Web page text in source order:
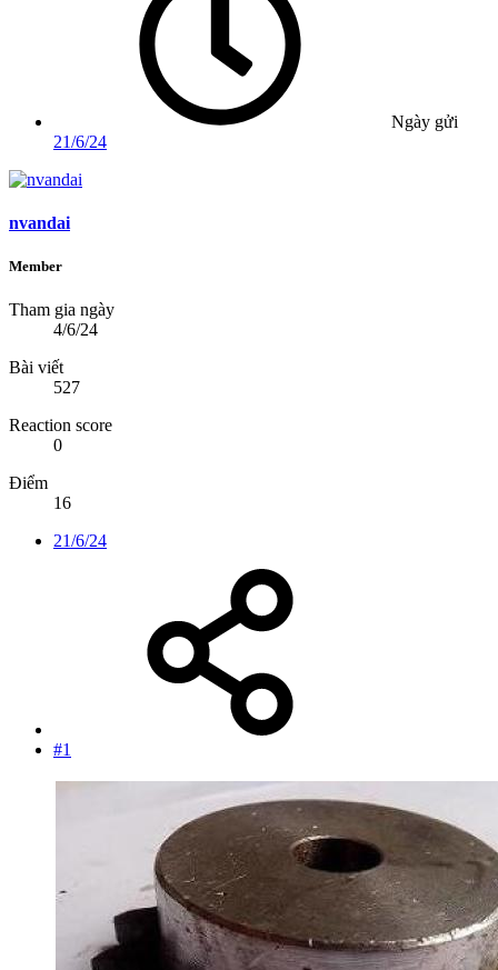
Ngày gửi
21/6/24
nvandai
Member
Tham gia ngày
4/6/24
Bài viết
527
Reaction score
0
Điểm
16
21/6/24
#1